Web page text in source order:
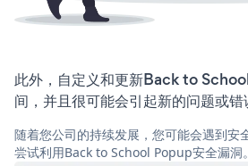
此外，自定义和更新Back to
间，并且很可能会引起新的问题或错
随着您公司的持续发展，您可能会遇到安
尝试利用Back to School Popup安全漏洞。